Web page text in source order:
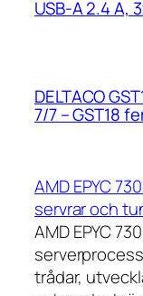
USB-A 2.4 A,
DELTACO
7/7 – GST18
AMD EPYC
servrar och
AMD EPYC
trådar,